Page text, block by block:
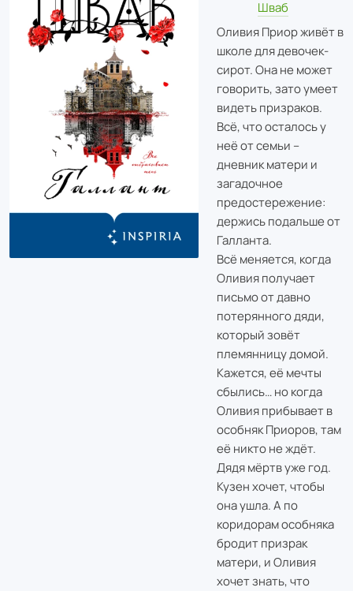
Шваб
Оливия Приор живёт в
школе для девочек-
сирот. Она не может
говорить, зато умеет
видеть призраков.
Всё, что осталось у
неё от семьи –
дневник матери и
загадочное
предостережение:
держись подальше от
Галланта.
Всё меняется, когда
Оливия получает
письмо от давно
потерянного дяди,
который зовёт
племянницу домой.
Кажется, её мечты
сбылись… но когда
Оливия прибывает в
особняк Приоров, там
её никто не ждёт.
Дядя мёртв уже год.
Кузен хочет, чтобы
она ушла. А по
коридорам особняка
бродит призрак
матери, и Оливия
хочет знать, что